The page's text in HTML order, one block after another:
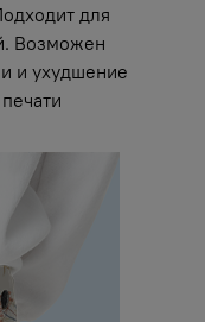
для
Возможен
и ухудшение